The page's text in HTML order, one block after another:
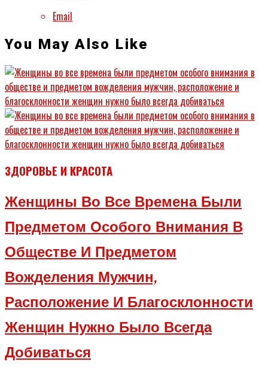
Email
You May Also Like
ЗДОРОВЬЕ И КРАСОТА
Женщины Во Все Времена Были
Предметом Особого Внимания В
Обществе И Предметом
Вожделения Мужчин,
Расположение И Благосклонности
Женщин Нужно Было Всегда
Добиваться